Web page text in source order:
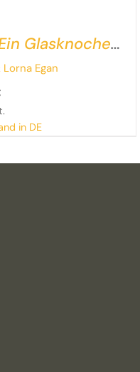
Glasknochen-
Lorna Egan
in DE